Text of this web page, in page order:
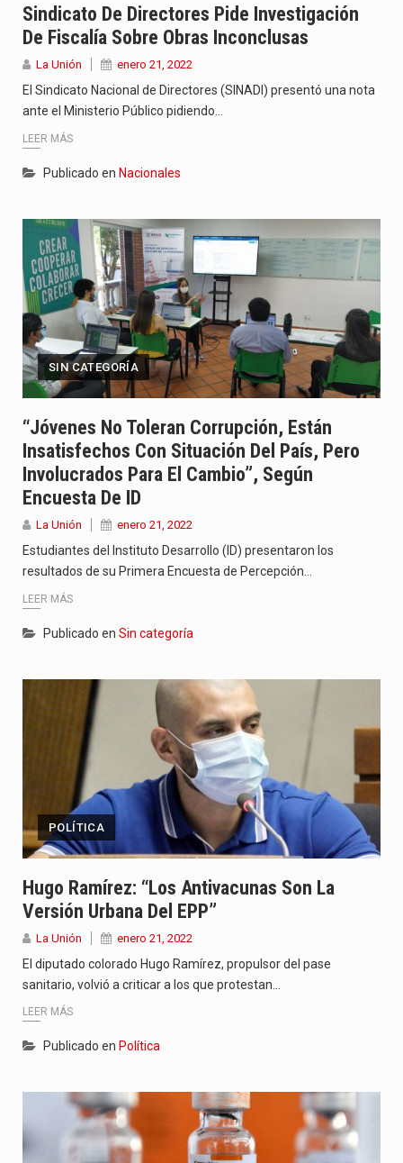
Sindicato De Directores Pide Investigación
De Fiscalía Sobre Obras Inconclusas
La Unión enero 21, 2022
El Sindicato Nacional de Directores (SINADI) presentó una nota
ante el Ministerio Público pidiendo…
LEER MÁS
Publicado en Nacionales
SIN CATEGORÍA
“Jóvenes No Toleran Corrupción, Están
Insatisfechos Con Situación Del País, Pero
Involucrados Para El Cambio”, Según
Encuesta De ID
La Unión enero 21, 2022
Estudiantes del Instituto Desarrollo (ID) presentaron los
resultados de su Primera Encuesta de Percepción…
LEER MÁS
Publicado en Sin categoría
POLÍTICA
Hugo Ramírez: “Los Antivacunas Son La
Versión Urbana Del EPP”
La Unión enero 21, 2022
El diputado colorado Hugo Ramírez, propulsor del pase
sanitario, volvió a criticar a los que protestan…
LEER MÁS
Publicado en Política